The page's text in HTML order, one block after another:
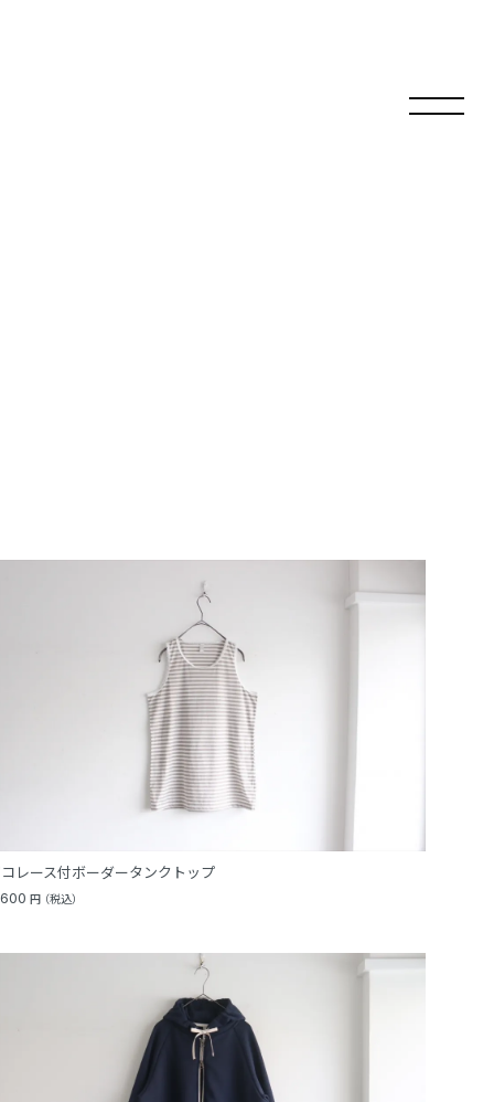
コレース付ボーダータンクトップ
円（税込）